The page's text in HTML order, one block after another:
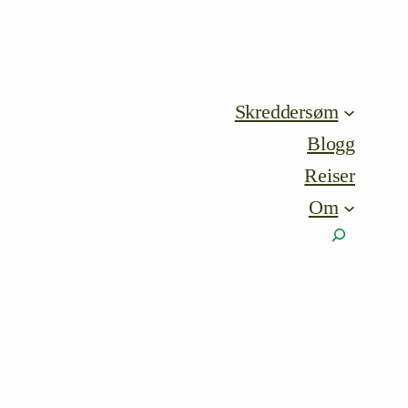
Skreddersøm
Blogg
Reiser
Om
Søk